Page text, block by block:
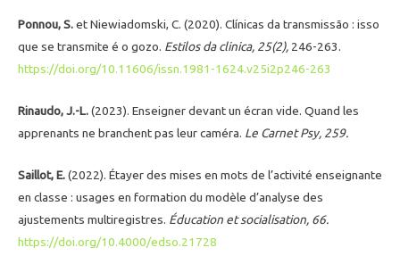
Ponnou, S.et Niewiadomski, C. (2020). Clínicas da transmissão : isso
que se transmite é o gozo. Estilos da clinica, 25(2), 246-263.
https://doi.org/10.11606/issn.1981-1624.v25i2p246-263
Rinaudo, J.-L.(2023). Enseigner devant un écran vide. Quand les
apprenants ne branchent pas leur caméra. Le Carnet Psy, 259.
Saillot, E.(2022). Étayer des mises en mots de l’activité enseignante
en classe : usages en formation du modèle d’analyse des
ajustements multiregistres. Éducation et socialisation, 66.
https://doi.org/10.4000/edso.21728